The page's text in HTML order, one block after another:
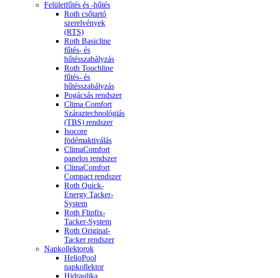
Felületfűtés és -hűtés
Roth csőtartó
szerelvények
(RTS)
Roth Basicline
fűtés- és
hűtésszabályzás
Roth Touchline
fűtés- és
hűtésszabályzás
Pogácsás rendszer
Clima Comfort
Száraztechnológiás
(TBS) rendszer
Isocore
födémaktiválás
ClimaComfort
panelos rendszer
ClimaComfort
Compact rendszer
Roth Quick-
Energy Tacker-
System
Roth Flipfix-
Tacker-System
Roth Original-
Tacker rendszer
Napkollektorok
HelioPool
napkollektor
Hidraulika